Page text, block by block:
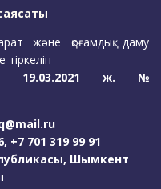
және қоғамдық даму
тіркеліп
19.03.2021 ж. №
+7 701 319 99 91
Шымкент